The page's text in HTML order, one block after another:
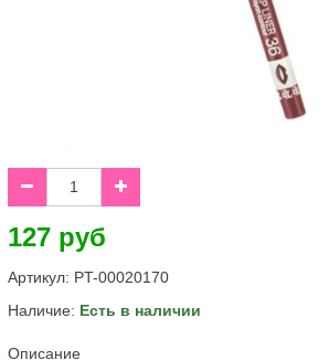
127 руб
Артикул: PT-00020170
Наличие: Есть в наличии
Описание